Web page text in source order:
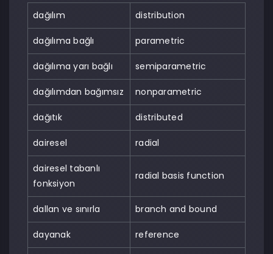
dağılım distribution
dağılıma bağlı parametric
dağılıma yarı bağlı semiparametric
dağılımdan bağımsız nonparametric
dağıtık distributed
dairesel radial
dairesel tabanlı
fonksiyon
radial basis function
dallan ve sınırla branch and bound
dayanak reference